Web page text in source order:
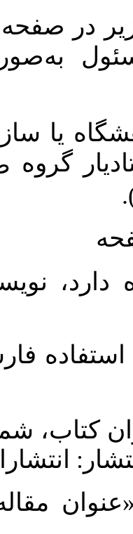
در صفحه
یا
گروه
استفاده
کتاب،